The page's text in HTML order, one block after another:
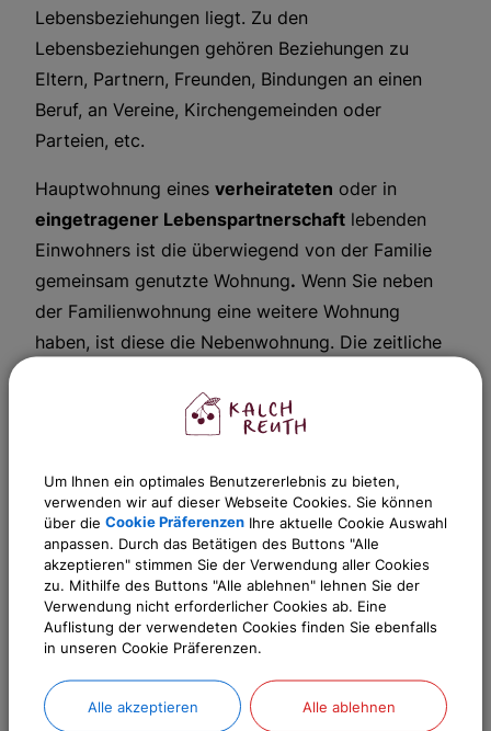
Lebensbeziehungen liegt. Zu den
Lebensbeziehungen gehören Beziehungen zu
Eltern, Partnern, Freunden, Bindungen an einen
Beruf, an Vereine, Kirchengemeinden oder
Parteien, etc.
Hauptwohnung eines verheirateten oder in
eingetragener Lebenspartnerschaft lebenden
Einwohners ist die überwiegend von der Familie
gemeinsam genutzte Wohnung. Wenn Sie neben
der Familienwohnung eine weitere Wohnung
haben, ist diese die Nebenwohnung. Die zeitliche
oder in Lebenspartnerschaft lebenden Einwohnern
Bei verheirateten oder in einer eingetragenen
Lebenspartnerschaft lebenden Einwohnern, die
dauernd getrennt leben, gelten die gleichen
Kriterien wie für alleinstehende Personen.
Beiminderjährigen Personenist die
Hauptwohnung die Wohnung des
Personensorgeberechtigten. Leben diese getrennt,
ist Hauptwohnung die Wohnung des
Um Ihnen ein optimales Benutzererlebnis zu bieten,
verwenden wir auf dieser Webseite Cookies. Sie können
über die Cookie Präferenzen Ihre aktuelle Cookie Auswahl
anpassen. Durch das Betätigen des Buttons "Alle
akzeptieren" stimmen Sie der Verwendung aller Cookies
zu. Mithilfe des Buttons "Alle ablehnen" lehnen Sie der
Verwendung nicht erforderlicher Cookies ab. Eine
Auflistung der verwendeten Cookies finden Sie ebenfalls
in unseren Cookie Präferenzen.
Alle akzeptieren Alle ablehnen